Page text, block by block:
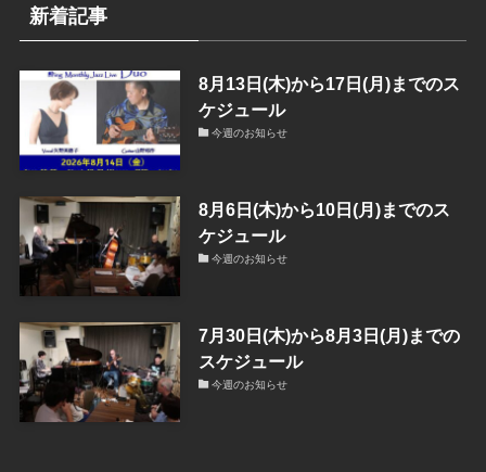
新着記事
8月13日(木)から17日(月)までのス
ケジュール
今週のお知らせ
8月6日(木)から10日(月)までのス
ケジュール
今週のお知らせ
7月30日(木)から8月3日(月)までの
スケジュール
今週のお知らせ